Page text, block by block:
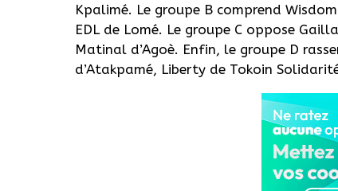
Kpalimé. Le groupe B comprend
EDL de Lomé. Le groupe C oppose
Matinal d’Agoè. Enfin, le groupe D
d’Atakpamé, Liberty de Tokoin